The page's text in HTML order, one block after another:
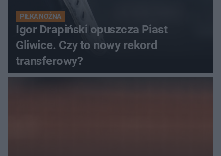
PIŁKA NOŻNA
Igor Drapiński opuszcza Piast
Gliwice. Czy to nowy rekord
transferowy?